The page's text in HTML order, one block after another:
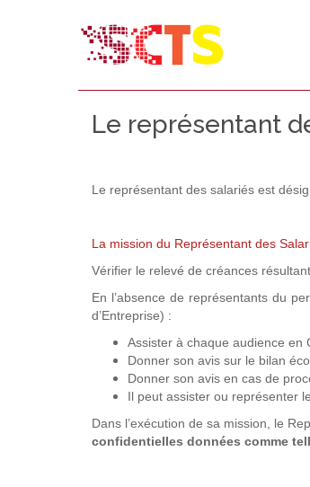
Le représentant
Le représentant des salariés est
La mission du Représentant des
Vérifier le relevé de créances
En l’absence de représentants du
d’Entreprise) :
Assister à chaque audience en
Donner son avis sur le bilan
Donner son avis en cas de
Il peut assister ou représenter
Dans l’exécution de sa mission, le
confidentielles données comme